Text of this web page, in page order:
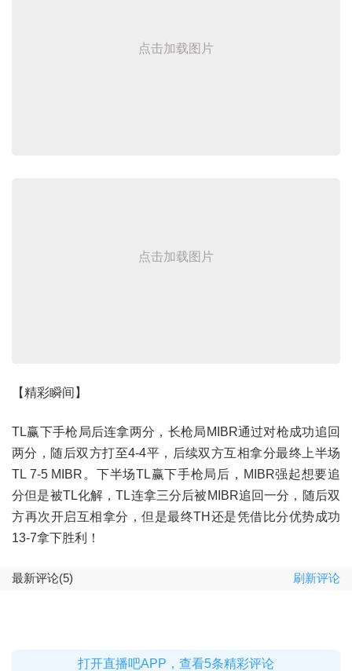
点击加载图片
点击加载图片
【精彩瞬间】
TL赢下手枪局后连拿两分，长枪局MIBR通过对枪成功追回
两分，随后双方打至4-4平，后续双方互相拿分最终上半场
TL 7-5 MIBR。下半场TL赢下手枪局后，MIBR强起想要追
分但是被TL化解，TL连拿三分后被MIBR追回一分，随后双
方再次开启互相拿分，但是最终TH还是凭借比分优势成功
13-7拿下胜利！
最新评论(5) 刷新评论
打开直播吧APP，查看5条精彩评论